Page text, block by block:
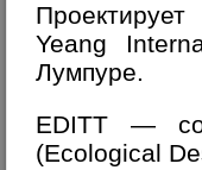
Yeang
Лумпуре.
EDITT —
(Ecological